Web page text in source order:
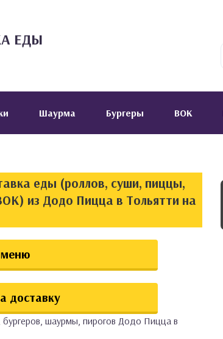
ЕДЫ
Шаурма Бургеры ВОК
еды (роллов, суши, пиццы,
из Додо Пицца в Тольятти на
доставку
бургеров, шаурмы, пирогов Додо Пицца в